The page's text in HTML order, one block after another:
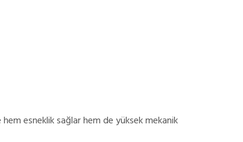
esneklik sağlar hem de yüksek mekanik